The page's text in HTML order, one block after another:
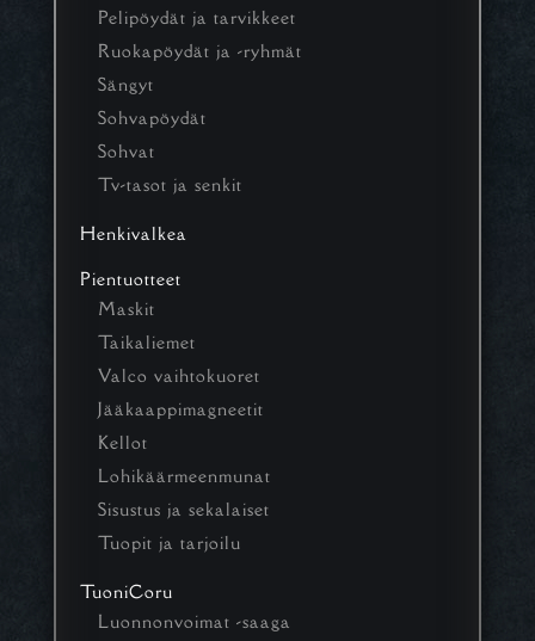
Pelipöydät ja tarvikkeet
Ruokapöydät ja -ryhmät
Sängyt
Sohvapöydät
Sohvat
Tv-tasot ja senkit
Henkivalkea
Pientuotteet
Maskit
Taikaliemet
Valco vaihtokuoret
Jääkaappimagneetit
Kellot
Lohikäärmeenmunat
Sisustus ja sekalaiset
Tuopit ja tarjoilu
TuoniCoru
Luonnonvoimat -saaga